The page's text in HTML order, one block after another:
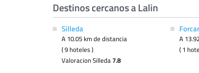
Destinos cercanos a Lalin
Silleda
A 10.05 km de distancia
( 9 hoteles )
Valoracion Silleda 7.8
A
( 1